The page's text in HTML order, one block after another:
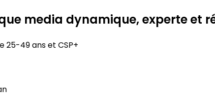
media dynamique, experte et
25-49 ans et CSP+